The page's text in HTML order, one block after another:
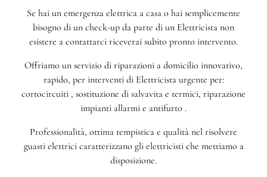
Se hai un emergenza elettrica a casa o hai semplicemente
bisogno di un check-up da parte di un Elettricista non
esistere a contattarci riceverai subito pronto intervento.
Offriamo un servizio di riparazioni a domicilio innovativo,
rapido, per interventi di Elettricista urgente per:
cortocircuiti , sostituzione di salvavita e termici, riparazione
impianti allarmi e antifurto .
Professionalità, ottima tempistica e qualità nel risolvere
guasti elettrici caratterizzano gli elettricisti che mettiamo a
disposizione.